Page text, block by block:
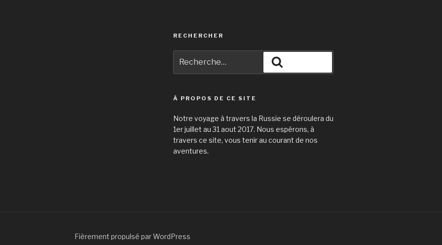
RECHERCHER
pour
:
À PROPOS DE CE SITE
Notre voyage à travers la Russie se déroulera du
1er juillet au 31 aout 2017. Nous espérons, à
travers ce site, vous tenir au courant de nos
aventures.
Fièrement propulsé par WordPress